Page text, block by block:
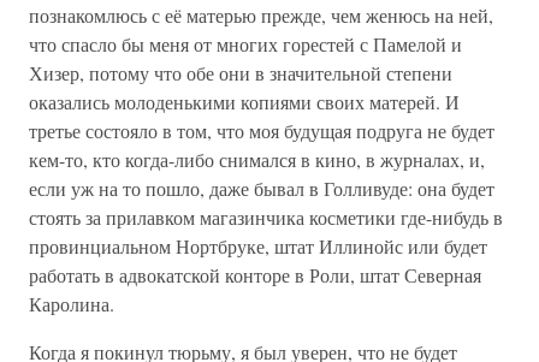
познакомлюсь с её матерью прежде, чем женюсь на ней,
что спасло бы меня от многих горестей с Памелой и
Хизер, потому что обе они в значительной степени
оказались молоденькими копиями своих матерей. И
третье состояло в том, что моя будущая подруга не будет
кем-то, кто когда-либо снимался в кино, в журналах, и,
если уж на то пошло, даже бывал в Голливуде: она будет
стоять за прилавком магазинчика косметики где-нибудь в
провинциальном Нортбруке, штат Иллинойс или будет
работать в адвокатской конторе в Роли, штат Северная
Каролина.
Когда я покинул тюрьму, я был уверен, что не будет